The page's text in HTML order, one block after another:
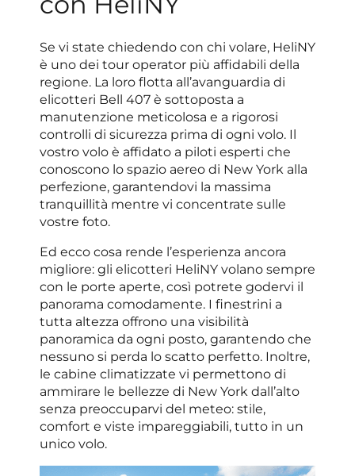
Se vi state chiedendo con chi volare, HeliNY
è uno dei tour operator più affidabili della
regione. La loro flotta all’avanguardia di
elicotteri Bell 407 è sottoposta a
manutenzione meticolosa e a rigorosi
controlli di sicurezza prima di ogni volo. Il
vostro volo è affidato a piloti esperti che
conoscono lo spazio aereo di New York alla
perfezione, garantendovi la massima
tranquillità mentre vi concentrate sulle
vostre foto.
Ed ecco cosa rende l’esperienza ancora
migliore: gli elicotteri HeliNY volano sempre
con le porte aperte, così potrete godervi il
panorama comodamente. I finestrini a
tutta altezza offrono una visibilità
panoramica da ogni posto, garantendo che
nessuno si perda lo scatto perfetto. Inoltre,
le cabine climatizzate vi permettono di
ammirare le bellezze di New York dall’alto
senza preoccuparvi del meteo: stile,
comfort e viste impareggiabili, tutto in un
unico volo.